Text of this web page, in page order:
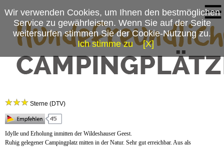
Campingplatzmenü
AnfahrtSterne (DTV)
Idylle und Erholung inmitten der Wildeshauser Geest.
Ruhig gelegener Campingplatz mitten in der Natur. Sehr gut erreichbar. Aus als
Wir verwenden Cookies, um Ihnen den bestmöglichen
Service zu gewährleisten. Wenn Sie auf der Seite
weitersurfen stimmen Sie der Cookie-Nutzung zu.
Ich stimme zu
[X]